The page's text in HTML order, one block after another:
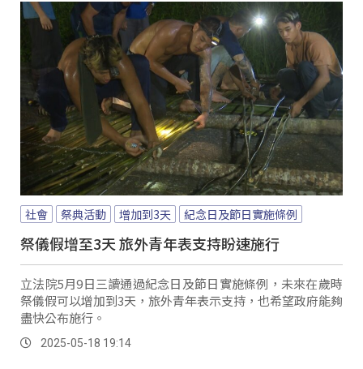
社會 祭典活動 增加到3天 紀念日及節日實施條例
祭儀假增至3天 旅外青年表支持盼速施行
立法院5月9日三讀通過紀念日及節日實施條例，未來在歲時
祭儀假可以增加到3天，旅外青年表示支持，也希望政府能夠
盡快公布施行。
2025-05-18 19:14